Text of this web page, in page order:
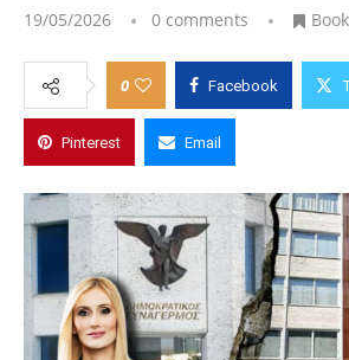
19/05/2026 0 comments
0 Facebook
Pinterest Email